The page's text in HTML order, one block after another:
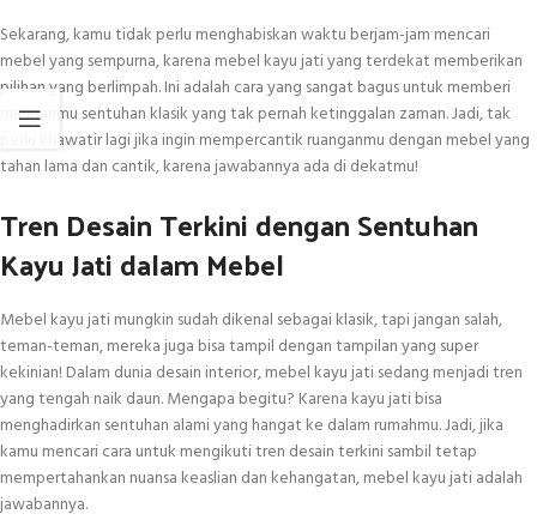
Sekarang, kamu tidak perlu menghabiskan waktu berjam-jam mencari
mebel yang sempurna, karena mebel kayu jati yang terdekat memberikan
pilihan yang berlimpah. Ini adalah cara yang sangat bagus untuk memberi
ruanganmu sentuhan klasik yang tak pernah ketinggalan zaman. Jadi, tak
perlu khawatir lagi jika ingin mempercantik ruanganmu dengan mebel yang
tahan lama dan cantik, karena jawabannya ada di dekatmu!
Tren Desain Terkini dengan Sentuhan
Kayu Jati dalam Mebel
Mebel kayu jati mungkin sudah dikenal sebagai klasik, tapi jangan salah,
teman-teman, mereka juga bisa tampil dengan tampilan yang super
kekinian! Dalam dunia desain interior, mebel kayu jati sedang menjadi tren
yang tengah naik daun. Mengapa begitu? Karena kayu jati bisa
menghadirkan sentuhan alami yang hangat ke dalam rumahmu. Jadi, jika
kamu mencari cara untuk mengikuti tren desain terkini sambil tetap
mempertahankan nuansa keaslian dan kehangatan, mebel kayu jati adalah
jawabannya.